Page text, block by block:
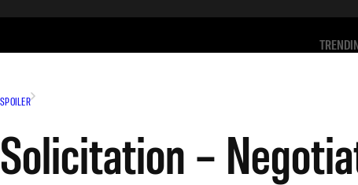
SPOILER
Solicitation –